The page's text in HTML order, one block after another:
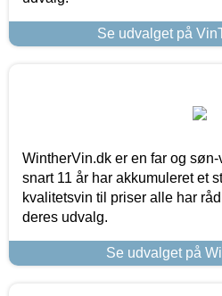
Se udvalget på
WintherVin.dk er en far og
snart 11 år har akkumuleret et
kvalitetsvin til priser alle har
deres udvalg.
Se udvalget på